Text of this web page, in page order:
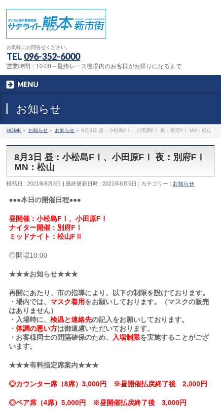
お気軽にお問合せください。
TEL 096-352-6000
営業時間：10:00～最終レース後場内のお客様がお帰りになるまで
MENU
お知らせ
HOME » お知らせ » お知らせ » 8月3日 昼：小松島FⅠ、小田原FⅠ 夜：別府FⅠ MN：松山
8月3日 昼：小松島FⅠ、小田原FⅠ 夜：別府FⅠ
MN：松山
投稿日 : 2021年8月3日 最終更新日時 : 2021年8月5日 カテゴリー : お知らせ
●●●本日の開催日程●●●
昼開催：小松島FⅠ、小田原FⅠ
ナイター開催：別府FⅠ
ミッドナイト：松山FⅡ
◎開場10:00
★★★お知らせ★★★
再開にあたり、市の指導により、以下の制限を設けております。
・場内では、 マスク着用をお願いしております。（マスクの販売
はありません）
・入場時に、検温と連絡先の記入をお願いしております。
・体調の悪い方は御遠慮いただいております。
・お客様同士の間隔確保のため、
入場制限を実施することがござ
います。
★★★有料指定席案内★★★
◎カウンター席（8席）3,000円 ※昼開催払戻終了後 2,000円
◎ペア席（4席）5,000円 ※昼開催払戻終了後 3,000円